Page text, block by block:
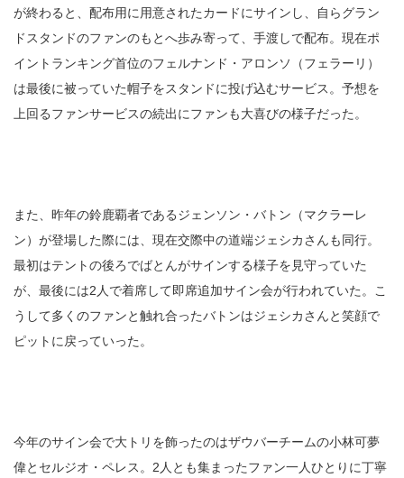
が終わると、配布用に用意されたカードにサインし、自らグラン
ドスタンドのファンのもとへ歩み寄って、手渡しで配布。現在ポ
イントランキング首位のフェルナンド・アロンソ（フェラーリ）
は最後に被っていた帽子をスタンドに投げ込むサービス。予想を
上回るファンサービスの続出にファンも大喜びの様子だった。
また、昨年の鈴鹿覇者であるジェンソン・バトン（マクラーレ
ン）が登場した際には、現在交際中の道端ジェシカさんも同行。
最初はテントの後ろでばとんがサインする様子を見守っていた
が、最後には2人で着席して即席追加サイン会が行われていた。こ
うして多くのファンと触れ合ったバトンはジェシカさんと笑顔で
ピットに戻っていった。
今年のサイン会で大トリを飾ったのはザウバーチームの小林可夢
偉とセルジオ・ペレス。2人とも集まったファン一人ひとりに丁寧